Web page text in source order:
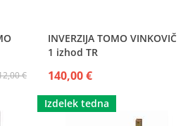
€
INVERZIJA TOMO VINKOVIČ
1 izhod TR
140,00 €
Izdelek tedna